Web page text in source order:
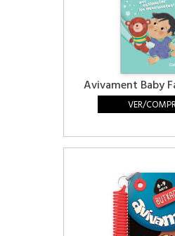
Avivament Baby
VER/